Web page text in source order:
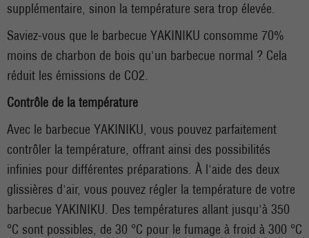
supplémentaire, sinon la température sera trop élevée.
Saviez-vous que le barbecue YAKINIKU consomme 70%
moins de charbon de bois qu'un barbecue normal ? Cela
réduit les émissions de CO2.
Contrôle de la température
Avec le barbecue YAKINIKU, vous pouvez parfaitement
contrôler la température, offrant ainsi des possibilités
infinies pour différentes préparations. À l'aide des deux
glissières d'air, vous pouvez régler la température de votre
barbecue YAKINIKU. Des températures allant jusqu'à 350
°C sont possibles, de 30 °C pour le fumage à froid à 300 °C